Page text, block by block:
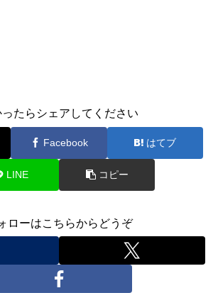
ったらシェアしてください
Facebook はてブ
LINE コピー
ローはこちらからどうぞ